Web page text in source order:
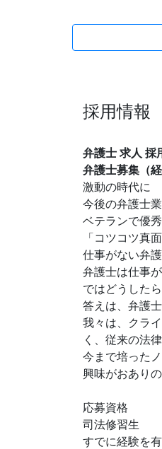
採用情報
弁護士 求人 採
弁護士募集（
激動の時代に
今後の弁護士
ベテランで優
「コツコツ真
仕事がない弁
弁護士は仕事
ではどうした
答えは、弁護
我々は、クラ
く、従来の法
今まで培った
興味がおあり
応募資格
司法修習生
すでに経験を